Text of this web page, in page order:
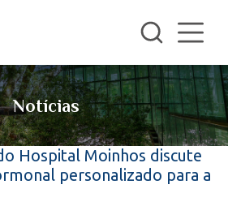
Notícias
Hospital Moinhos discute
personalizado para a